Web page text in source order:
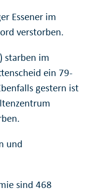
Essener im
verstorben.
starben im
ein 79-
gestern ist
und
sind 468